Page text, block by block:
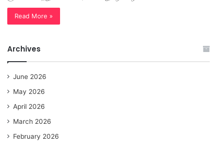
Read More »
Archives
June 2026
May 2026
April 2026
March 2026
February 2026